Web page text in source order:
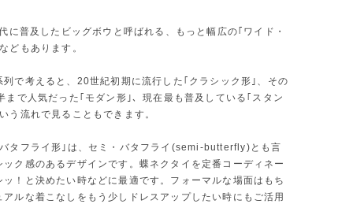
に普及したビッグボウと呼ばれる、もっと幅広の｢ワイド・
どもあります。
列で考えると、20世紀初期に流行した｢クラシック形｣、その
まで人気だった｢モダン形｣、現在最も普及している｢スタン
う流れで見ることもできます。
タフライ形｣は、セミ・バタフライ(semi-butterfly)とも言
ック感のあるデザインです。蝶ネクタイを定番コーディネー
ッ！と決めたい時などに最適です。フォーマルな場面はもち
アルな着こなしをもう少しドレスアップしたい時にもご活用